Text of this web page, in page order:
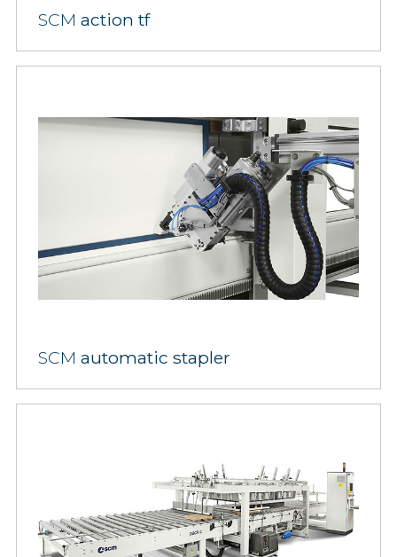
SCM action tf
SCM automatic stapler